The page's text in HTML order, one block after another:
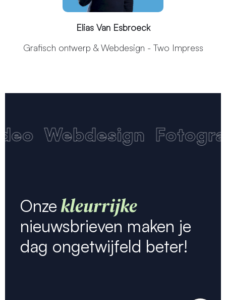
Elias Van Esbroeck
Grafisch ontwerp & Webdesign - Two Impress
Webdesign
Onzekleurrijke
nieuwsbrieven maken je
dag ongetwijfeld beter!